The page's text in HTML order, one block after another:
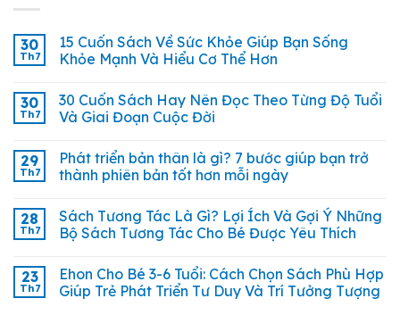
30
Th7
15 Cuốn Sách Về Sức Khỏe Giúp Bạn Sống
Khỏe Mạnh Và Hiểu Cơ Thể Hơn
30
Th7
30 Cuốn Sách Hay Nên Đọc Theo Từng Độ Tuổi
Và Giai Đoạn Cuộc Đời
29
Th7
Phát triển bản thân là gì? 7 bước giúp bạn trở
thành phiên bản tốt hơn mỗi ngày
28
Th7
Sách Tương Tác Là Gì? Lợi Ích Và Gợi Ý Những
Bộ Sách Tương Tác Cho Bé Được Yêu Thích
23
Th7
Ehon Cho Bé 3-6 Tuổi: Cách Chọn Sách Phù Hợp
Giúp Trẻ Phát Triển Tư Duy Và Trí Tưởng Tượng